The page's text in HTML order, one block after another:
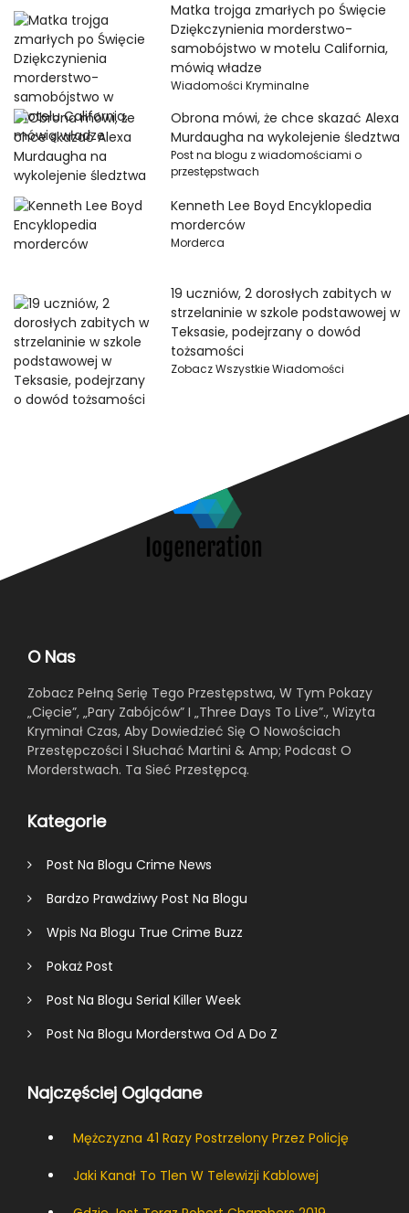
Matka trojga zmarłych po Święcie
Dziękczynienia morderstwo-
samobójstwo w motelu California,
mówią władze
Wiadomości Kryminalne
Obrona mówi, że chce skazać Alexa
Murdaugha na wykolejenie śledztwa
Post na blogu z wiadomościami o
przestępstwach
Kenneth Lee Boyd Encyklopedia
morderców
Morderca
19 uczniów, 2 dorosłych zabitych w
strzelaninie w szkole podstawowej w
Teksasie, podejrzany o dowód
tożsamości
Zobacz Wszystkie Wiadomości
O Nas
Zobacz Pełną Serię Tego Przestępstwa, W Tym Pokazy
„Cięcie”, „Pary Zabójców” I „Three Days To Live”., Wizyta
Kryminał Czas, Aby Dowiedzieć Się O Nowościach
Przestępczości I Słuchać Martini & Amp; Podcast O
Morderstwach. Ta Sieć Przestępcą.
Kategorie
Post Na Blogu Crime News
Bardzo Prawdziwy Post Na Blogu
Wpis Na Blogu True Crime Buzz
Pokaż Post
Post Na Blogu Serial Killer Week
Post Na Blogu Morderstwa Od A Do Z
Najczęściej Oglądane
Mężczyzna 41 Razy Postrzelony Przez Policję
Jaki Kanał To Tlen W Telewizji Kablowej